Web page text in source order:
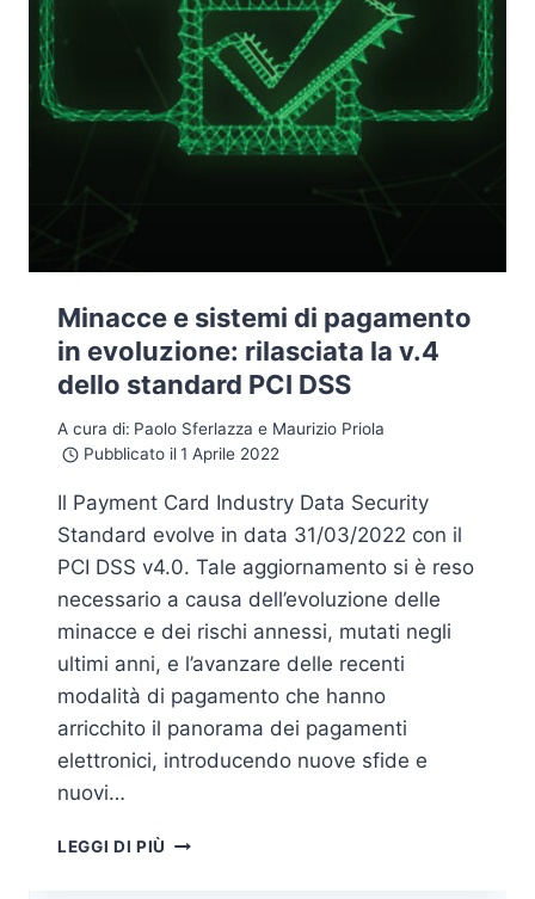
Minacce e sistemi di pagamento
in evoluzione: rilasciata la v.4
dello standard PCI DSS
A cura di: Paolo Sferlazza e Maurizio Priola
Pubblicato il 1 Aprile 2022
Il Payment Card Industry Data Security
Standard evolve in data 31/03/2022 con il
PCI DSS v4.0. Tale aggiornamento si è reso
necessario a causa dell’evoluzione delle
minacce e dei rischi annessi, mutati negli
ultimi anni, e l’avanzare delle recenti
modalità di pagamento che hanno
arricchito il panorama dei pagamenti
elettronici, introducendo nuove sfide e
nuovi…
LEGGI DI PIÙ MINACCE